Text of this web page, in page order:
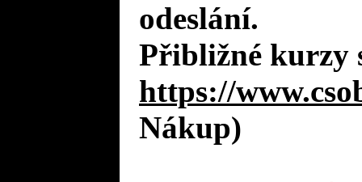
odeslání.
Přibližné kurzy
https://
Nákup)